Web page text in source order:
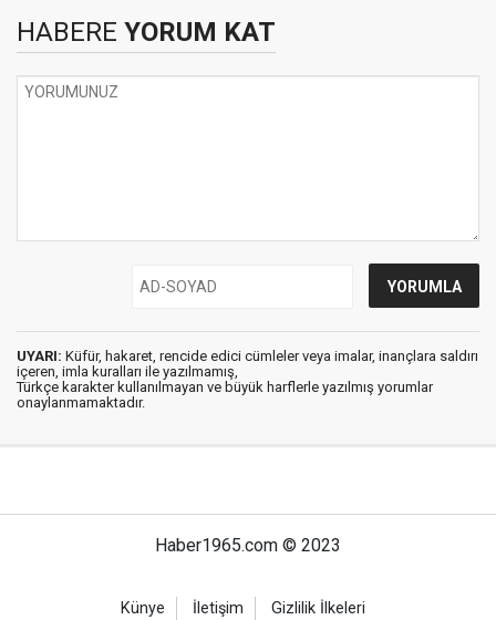
HABERE YORUM KAT
UYARI: Küfür, hakaret, rencide edici cümleler veya imalar, inançlara saldırı
içeren, imla kuralları ile yazılmamış,
Türkçe karakter kullanılmayan ve büyük harflerle yazılmış yorumlar
onaylanmamaktadır.
Haber1965.com © 2023
Künye İletişim Gizlilik İlkeleri